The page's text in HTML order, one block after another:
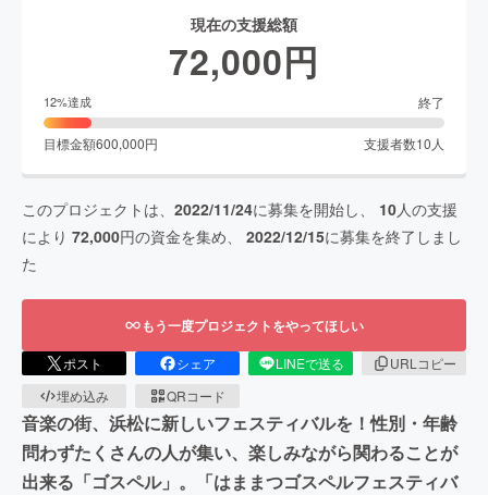
現在の支援総額
72,000円
12%達成 終了
目標金額600,000円 支援者数10 人
このプロジェクトは、 2022/11/24に募集を開始し、 10人の支援
により 72,000円の資金を集め、 2022/12/15に募集を終了しまし
た
もう一度プロジェクトをやってほしい
ポスト シェア LINEで送る
URLコピー
埋め込み
QRコード
音楽の街、浜松に新しいフェスティバルを！性別・年齢
問わずたくさんの人が集い、楽しみながら関わることが
出来る「ゴスペル」。「はままつゴスペルフェスティバ